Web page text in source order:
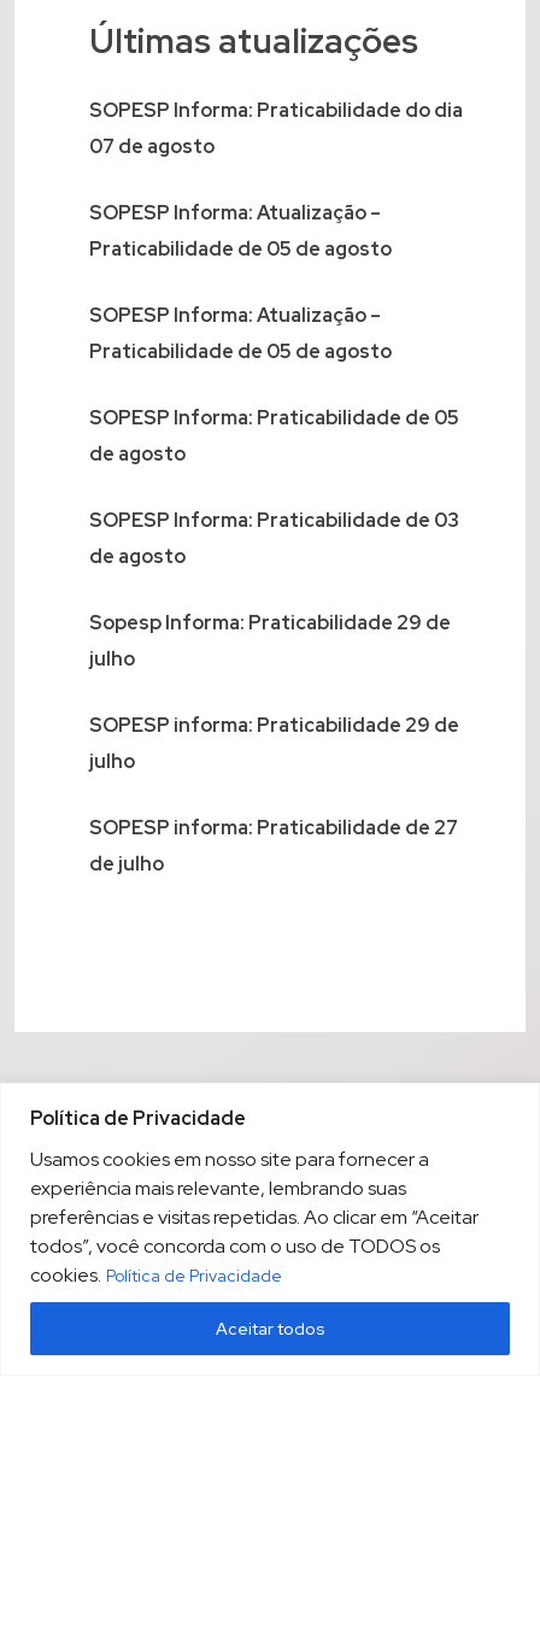
Política de Privacidade
Usamos cookies em nosso site para fornecer a
experiência mais relevante, lembrando suas
preferências e visitas repetidas. Ao clicar em “Aceitar
todos”, você concorda com o uso de TODOS os
cookies. Política de Privacidade
Aceitar todos
Últimas atualizações
SOPESP Informa: Praticabilidade do dia
07 de agosto
SOPESP Informa: Atualização –
Praticabilidade de 05 de agosto
SOPESP Informa: Atualização –
Praticabilidade de 05 de agosto
SOPESP Informa: Praticabilidade de 05
de agosto
SOPESP Informa: Praticabilidade de 03
de agosto
Sopesp Informa: Praticabilidade 29 de
julho
SOPESP informa: Praticabilidade 29 de
julho
SOPESP informa: Praticabilidade de 27
de julho